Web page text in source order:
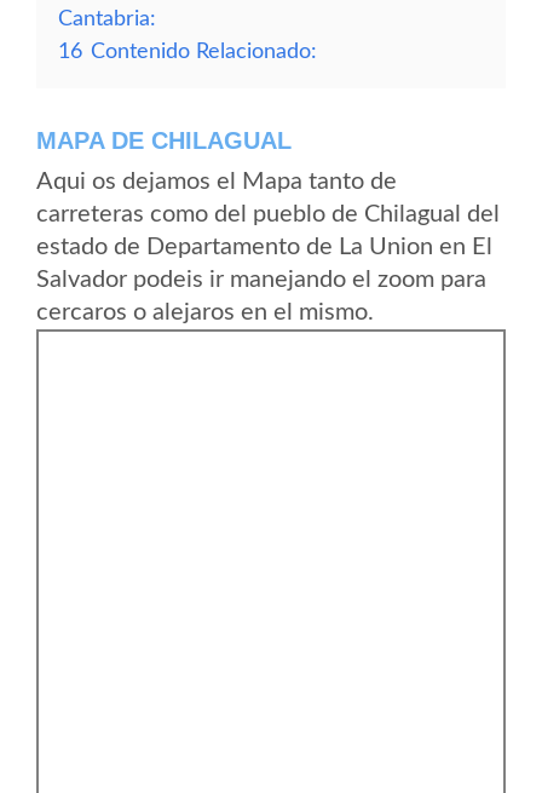
Cantabria:
16 Contenido Relacionado:
MAPA DE CHILAGUAL
Aqui os dejamos el Mapa tanto de
carreteras como del pueblo de Chilagual del
estado de Departamento de La Union en El
Salvador podeis ir manejando el zoom para
cercaros o alejaros en el mismo.